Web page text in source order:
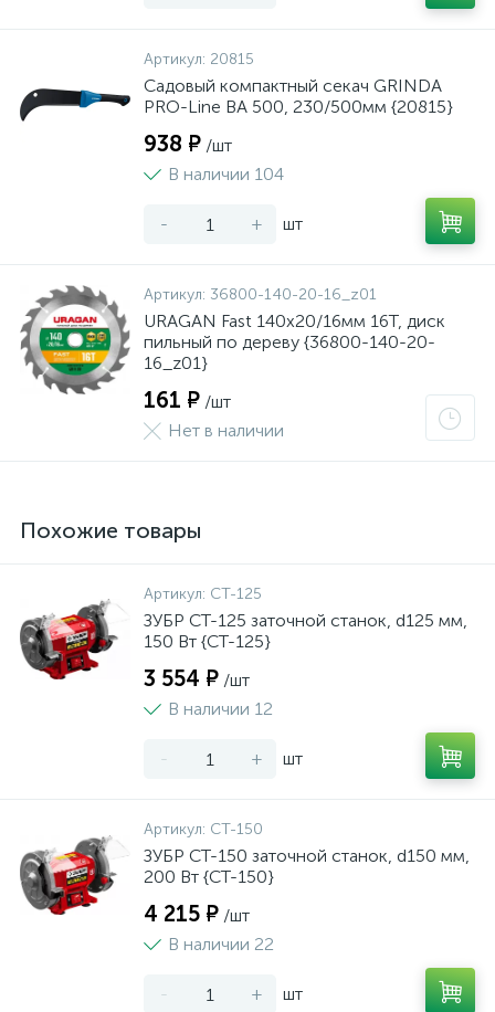
Артикул: 20815
Садовый компактный секач GRINDA
PRO-Line BA 500, 230/500мм {20815}
938 ₽ /шт
В наличии 104
- + шт
Артикул: 36800-140-20-16_z01
URAGAN Fast 140x20/16мм 16Т, диск
пильный по дереву {36800-140-20-
16_z01}
161 ₽ /шт
Нет в наличии
Похожие товары
Артикул: СТ-125
ЗУБР СТ-125 заточной станок, d125 мм,
150 Вт {СТ-125}
3 554 ₽ /шт
В наличии 12
- + шт
Артикул: СТ-150
ЗУБР СТ-150 заточной станок, d150 мм,
200 Вт {СТ-150}
4 215 ₽ /шт
В наличии 22
- + шт